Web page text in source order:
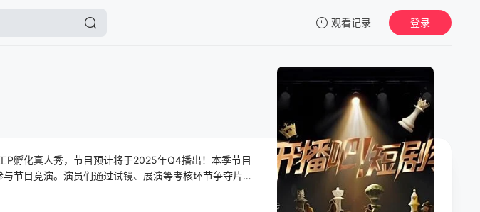
观看记录
暂无观看影片的记录
登录
P孵化真人秀，节目预计将于2025年Q4播出！本季节目
节目竞演。演员们通过试镜、展演等考核环节争夺片